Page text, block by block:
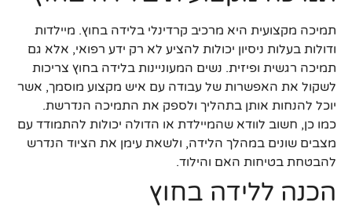
תמיכה מקצועית היא מרכיב קרדינלי בלידה בחוץ. מיילדות
ודולות בעלות ניסיון יכולות להציע לא רק ידע רפואי, אלא גם
תמיכה רגשית ופיזית. נשים המעוניינות בלידה בחוץ צריכות
לשקול את האפשרות של עבודה עם איש מקצוע מוסמך, אשר
יוכל להנחות אותן בתהליך ולספק את התמיכה הנדרשת.
כמו כן, חשוב לוודא שהמיילדת או הדולה יכולות להתמודד עם
מצבים שונים במהלך הלידה, ולשאת עימן את הציוד הנדרש
להבטחת בטיחות האם והילוד.
הכנה ללידה בחוץ